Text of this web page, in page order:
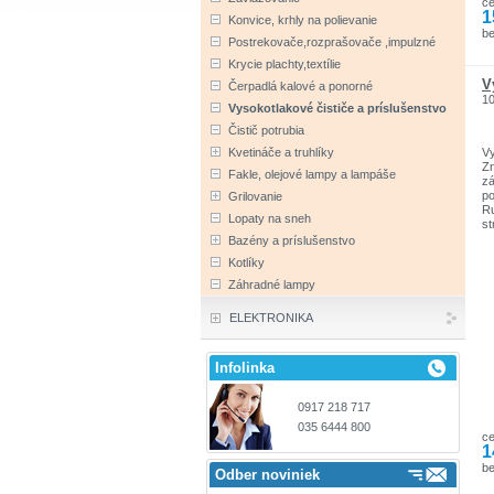
Konvice, krhly na polievanie
Postrekovače,rozprašovače ,impulzné
Krycie plachty,textílie
Čerpadlá kalové a ponorné
Vysokotlakové čističe a príslušenstvo
Čistič potrubia
Kvetináče a truhlíky
Fakle, olejové lampy a lampáše
Grilovanie
Lopaty na sneh
Bazény a príslušenstvo
Kotlíky
Záhradné lampy
ELEKTRONIKA
Infolinka
0917 218 717
035 6444 800
Odber noviniek